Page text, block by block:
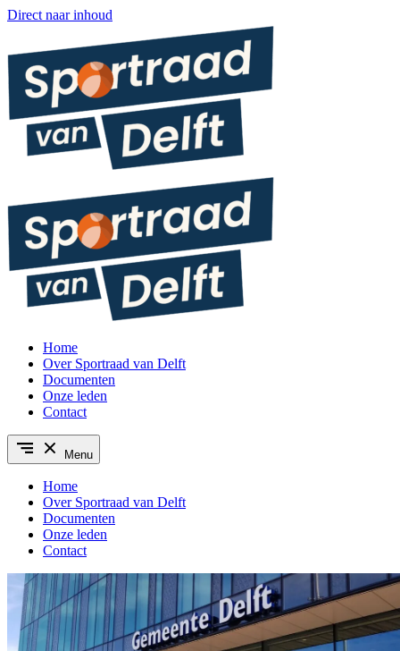
Direct naar inhoud
Home
Over Sportraad van Delft
Documenten
Onze leden
Contact
Menu
Home
Over Sportraad van Delft
Documenten
Onze leden
Contact